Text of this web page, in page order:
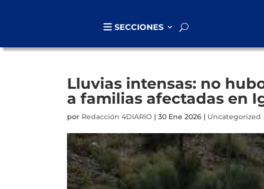
SECCIONES
Lluvias intensas: no
a familias afectadas en
por Redacción 4DIARIO |30 Ene 2026 | Uncategorized